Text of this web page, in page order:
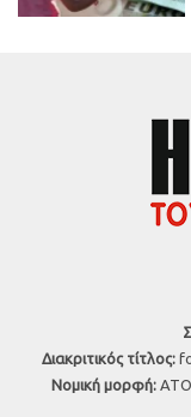
Διακριτικός τίτλος:
Νομική μορφή: